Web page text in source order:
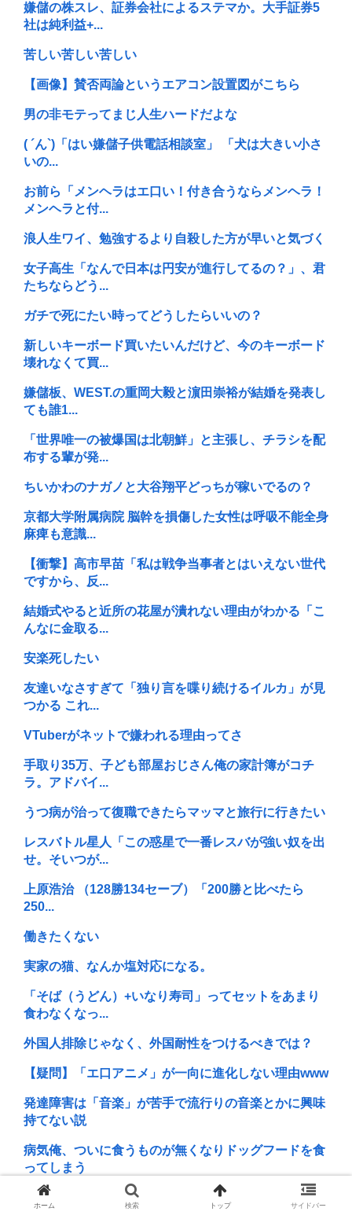
嫌儲の株スレ、証券会社によるステマか。大手証券5
社は純利益+...
苦しい苦しい苦しい
【画像】賛否両論というエアコン設置図がこちら
男の非モテってまじ人生ハードだよな
( ´ん`)「はい嫌儲子供電話相談室」 「犬は大きい小さ
いの...
お前ら「メンヘラはエ口い！付き合うならメンヘラ！
メンヘラと付...
浪人生ワイ、勉強するより自殺した方が早いと気づく
女子高生「なんで日本は円安が進行してるの？」、君
たちならどう...
ガチで死にたい時ってどうしたらいいの？
新しいキーボード買いたいんだけど、今のキーボード
壊れなくて買...
嫌儲板、WEST.の重岡大毅と濵田崇裕が結婚を発表し
ても誰1...
「世界唯一の被爆国は北朝鮮」と主張し、チラシを配
布する輩が発...
ちいかわのナガノと大谷翔平どっちが稼いでるの？
京都大学附属病院 脳幹を損傷した女性は呼吸不能全身
麻痺も意識...
【衝撃】高市早苗「私は戦争当事者とはいえない世代
ですから、反...
結婚式やると近所の花屋が潰れない理由がわかる「こ
んなに金取る...
安楽死したい
友達いなさすぎて「独り言を喋り続けるイルカ」が見
つかる これ...
VTuberがネットで嫌われる理由ってさ
手取り35万、子ども部屋おじさん俺の家計簿がコチ
ラ。アドバイ...
うつ病が治って復職できたらマッマと旅行に行きたい
レスバトル星人「この惑星で一番レスバが強い奴を出
せ。そいつが...
上原浩治 （128勝134セーブ）「200勝と比べたら
250...
働きたくない
実家の猫、なんか塩対応になる。
「そば（うどん）+いなり寿司」ってセットをあまり
食わなくなっ...
外国人排除じゃなく、外国耐性をつけるべきでは？
【疑問】「エ口アニメ」が一向に進化しない理由www
発達障害は「音楽」が苦手で流行りの音楽とかに興味
持てない説
病気俺、ついに食うものが無くなりドッグフードを食
ってしまう
ラーメン二郎「もう食わない？ さっきは食べれるって
ホーム 検索 トップ サイドバー